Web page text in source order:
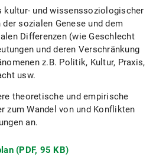
kultur- und wissenssoziologischer
sozialen Genese und dem
Differenzen (wie Geschlecht
und deren Verschränkung
z.B. Politik, Kultur, Praxis,
usw.
theoretische und empirische
zum Wandel von und Konflikten
an.
(PDF, 95 KB)